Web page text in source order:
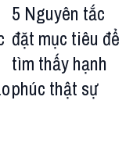
5 Nguyên tắc
đặt mục tiêu để
tìm thấy hạnh
phúc thật sự